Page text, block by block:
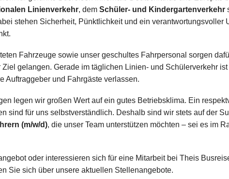
Linienverkehr, dem Schüler- und Kindergartenverkehr
stehen Sicherheit, Pünktlichkeit und ein verantwortungsvoller
Fahrzeuge sowie unser geschultes Fahrpersonal sorgen
gelangen. Gerade im täglichen Linien- und Schülerverkehr
Auftraggeber und Fahrgäste verlassen.
legen wir großen Wert auf ein gutes Betriebsklima. Ein
sind für uns selbstverständlich. Deshalb sind wir stets auf der
(m/w/d), die unser Team unterstützen möchten – sei es im
oder interessieren sich für eine Mitarbeit bei Theis
Sie sich über unsere aktuellen Stellenangebote.